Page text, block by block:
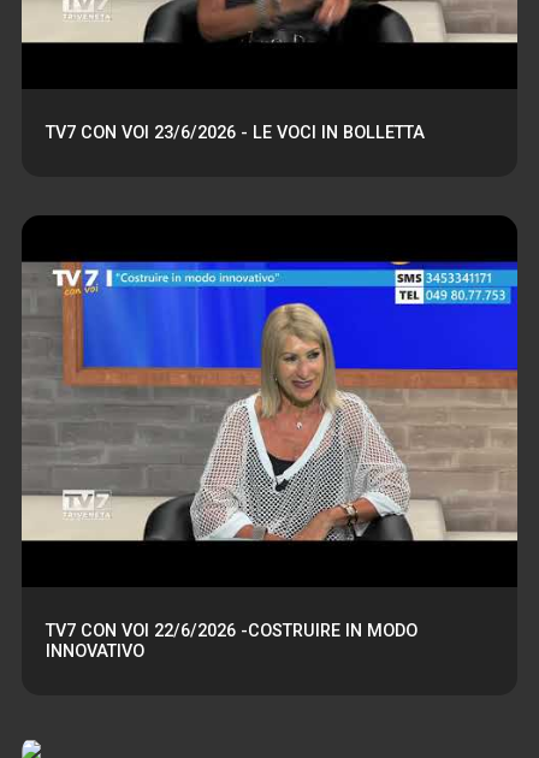
TV7 CON VOI 23/6/2026 - LE VOCI IN BOLLETTA
TV7 CON VOI 22/6/2026 -COSTRUIRE IN MODO
INNOVATIVO